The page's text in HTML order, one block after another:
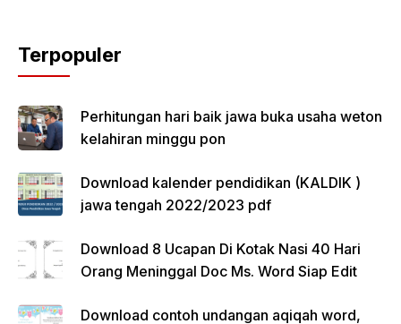
Terpopuler
Perhitungan hari baik jawa buka usaha weton
kelahiran minggu pon
Download kalender pendidikan (KALDIK )
jawa tengah 2022/2023 pdf
Download 8 Ucapan Di Kotak Nasi 40 Hari
Orang Meninggal Doc Ms. Word Siap Edit
Download contoh undangan aqiqah word,